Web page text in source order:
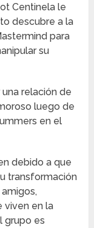
Centinela le
descubre a la
para
su
relación de
luego de
en el
debido a que
transformación
viven en la
grupo es